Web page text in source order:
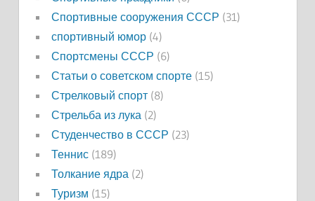
Спортивные сооружения СССР (31)
спортивный юмор(4)
Спортсмены СССР (6)
Статьи о советском спорте(15)
Стрелковый спорт(8)
Стрельба из лука (2)
Студенчество в СССР (23)
Теннис(189)
Толкание ядра (2)
Туризм (15)